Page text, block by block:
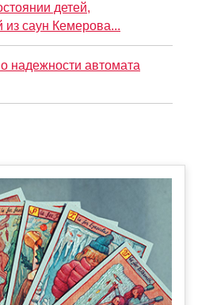
детей,
саун Кемерова...
надежности автомата